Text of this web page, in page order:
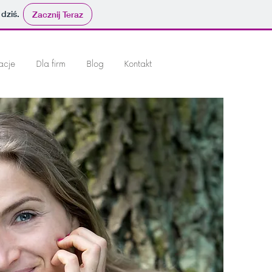
Zacznij Teraz
Dla firm Blog Kontakt